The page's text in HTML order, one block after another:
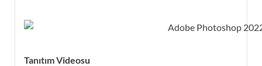
Tanıtım Videosu